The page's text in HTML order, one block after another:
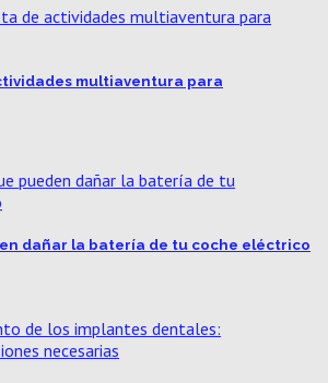
multiaventura para
dañar la batería de tu coche eléctrico